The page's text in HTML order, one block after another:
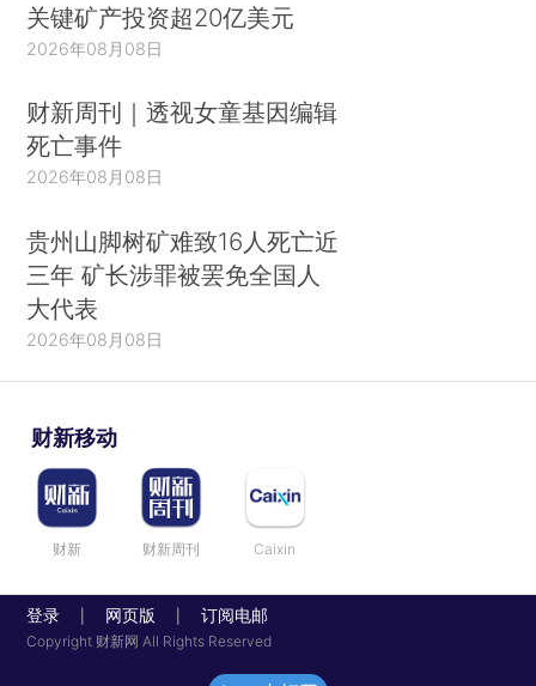
关键矿产投资超20亿美元
2026年08月08日
财新周刊｜透视女童基因编辑
死亡事件
2026年08月08日
贵州山脚树矿难致16人死亡近
三年 矿长涉罪被罢免全国人
大代表
2026年08月08日
财新移动
财新 财新周刊 Caixin
登录 网页版 订阅电邮
Copyright 财新网 All Rights Reserved